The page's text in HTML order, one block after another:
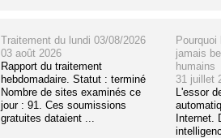
Traitement du lundi 03/08/2026
03 août 2026
Rapport du traitement
hebdomadaire. Statut : terminé
Nombre de sites examinés ce
jour : 91. Ces soumissions
gratuites dataient ...
jamais
humains
31 juillet
L'essor
Internet.